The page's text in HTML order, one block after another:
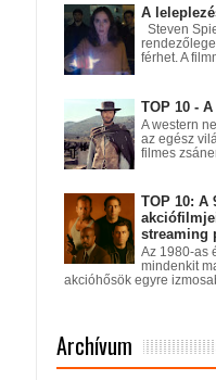
A
Steven
férhet. A
TOP 10 -
A western
az egész
filmes
TOP 10: A
streaming
Az 1980-as
mindenkit
akcióhősök egyre
Archívum